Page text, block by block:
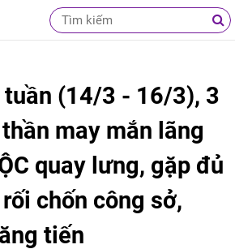
tuần (14/3 - 16/3), 3
may mắn lãng
quay lưng, gặp đủ
chốn công sở,
tiến